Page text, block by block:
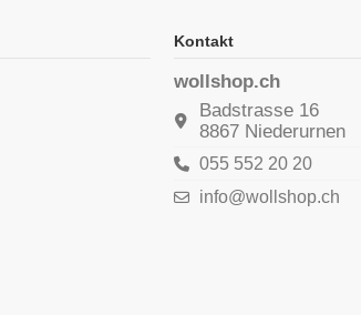
Kontakt
wollshop.ch
Badstrasse 16
8867 Niederurnen
055 552 20 20
info@wollshop.ch